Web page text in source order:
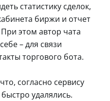
статистику сделок,
биржи и отчет
этом автор чата
– для связи
торгового бота.
согласно сервису
удалялись.